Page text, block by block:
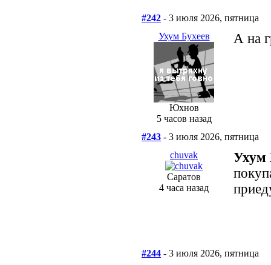
#242 - 3 июля 2026, пятница
Ухум Бухеев
Юхнов
5 часов назад
А на
#243 - 3 июля 2026, пятница
chuvak
Саратов
4 часа назад
Ухум
#244 - 3 июля 2026, пятница